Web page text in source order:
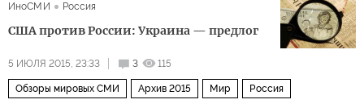
ИноСМИ Россия
США против России: Украина — предлог
5 ИЮЛЯ 2015, 23:33 3 115
Обзоры мировых СМИ Архив 2015 Мир Россия